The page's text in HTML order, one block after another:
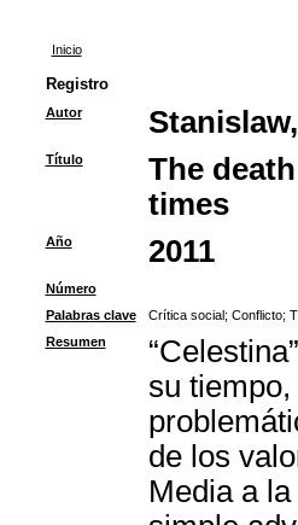
Inicio
Registro
Autor
Título
The
times
Año 2011
Número
Palabras clave
Crítica social; Conflicto;
Resumen
su
de los
Media a